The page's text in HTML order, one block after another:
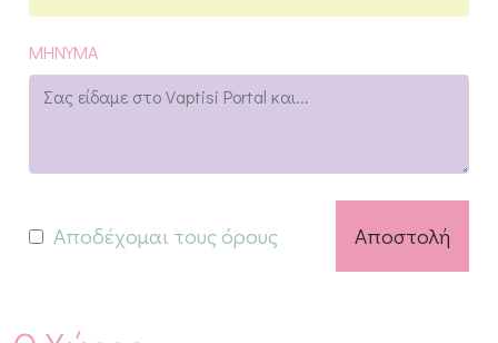
ΜΗΝΥΜΑ
Αποδέχομαι τους όρους Αποστολή